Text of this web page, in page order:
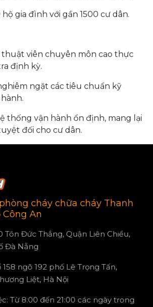
gia đình với gần 1500 cư dân.
viên chuyên môn cao thực
định kỳ.
ngặt các tiêu chuẩn kỹ
thống vận hành ổn định, mang lại
đối cho cư dân.
cháy chữa cháy Thanh
An
Tôn Đức Thắng, Quận Liên Chiểu,
Đà Nẵng
158 ngõ 192 phố Lê Trọng Tấn,
Liệt, Hà Nội
Từ 8:00 đến 21:00 các ngày trong